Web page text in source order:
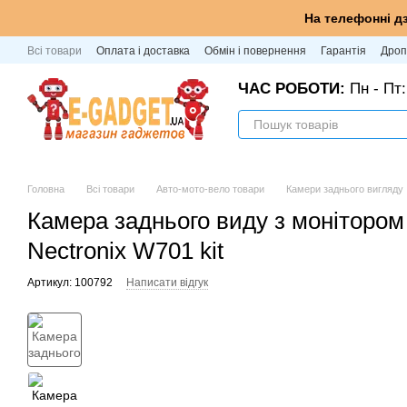
На телефонні
Всі товари Оплата і доставка Обмін і повернення Гарантія
ЧАС РОБОТИ: Пн - Пт:
Головна Всі товари Авто-мото-вело товари Камери заднього вигляду
Камера заднього виду з
Nectronix W701 kit
Артикул: 100792 Написати відгук